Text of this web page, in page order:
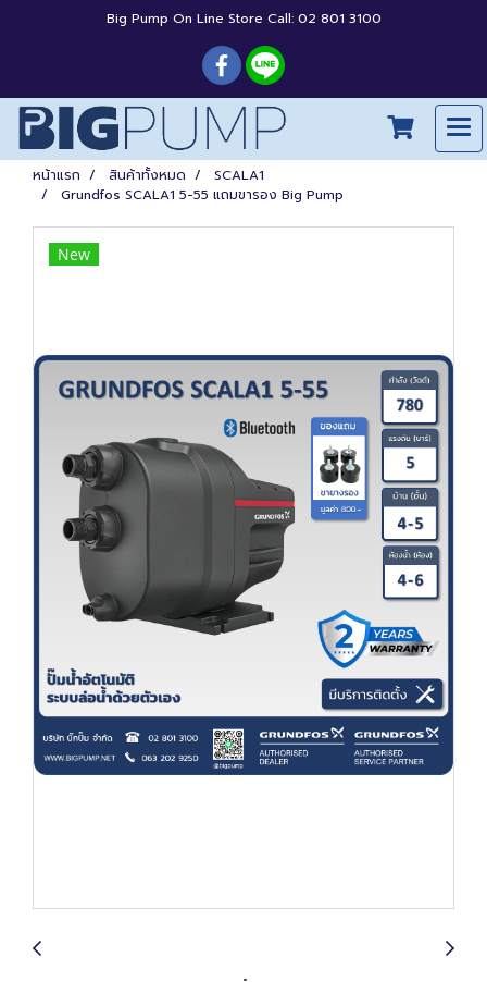
Big Pump On Line Store Call: 02 801 3100
หน้าแรก สินค้าทั้งหมด
SCALA1
Grundfos SCALA1 5-55 แถมขารอง Big Pump
New